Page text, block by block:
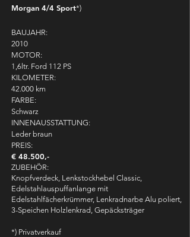
Morgan 4/4 Sport*)
BAUJAHR:
2010
MOTOR:
1,6ltr. Ford 112 PS
KILOMETER:
42.000 km
FARBE:
Schwarz
INNENAUSSTATTUNG:
Leder braun
PREIS:
€ 48.500,-
ZUBEHÖR:
Knopfverdeck, Lenkstockhebel Classic,
Edelstahlauspuffanlange mit
Edelstahlfächerkrümmer, Lenkradnarbe Alu poliert,
3-Speichen Holzlenkrad, Gepäcksträger
*) Privatverkauf